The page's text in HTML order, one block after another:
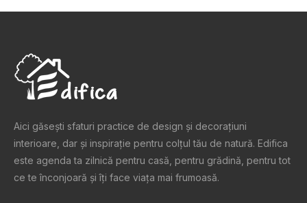
Aici găsești sfaturi practice de design şi decoraţiuni
interioare, dar și inspiraţie pentru colţul tău de natură. Edifica
este agenda ta zilnică pentru casă, pentru grădină, pentru tot
ce te înconjoară şi îţi face viaţa mai frumoasă.